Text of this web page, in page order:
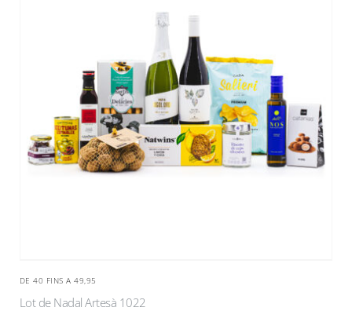
DE 40 FINS A 49,95
Lot de Nadal Artesà 1022